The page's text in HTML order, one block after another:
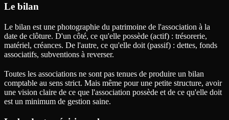
Le bilan
Le bilan est une photographie du patrimoine de l'association à la
date de clôture. D'un côté, ce qu'elle possède (actif) : trésorerie,
matériel, créances. De l'autre, ce qu'elle doit (passif) : dettes, fonds
associatifs, subventions à reverser.
Toutes les associations ne sont pas tenues de produire un bilan
comptable au sens strict. Mais même pour une petite structure, avoir
une vision claire de ce que l'association possède et de ce qu'elle doit
est un minimum de gestion saine.